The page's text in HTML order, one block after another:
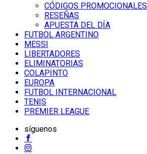
CÓDIGOS PROMOCIONALES
RESEÑAS
APUESTA DEL DÍA
FUTBOL ARGENTINO
MESSI
LIBERTADORES
ELIMINATORIAS
COLAPINTO
EUROPA
FUTBOL INTERNACIONAL
TENIS
PREMIER LEAGUE
síguenos